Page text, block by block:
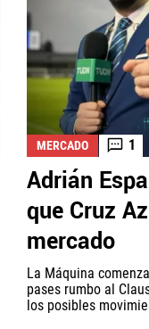
MERCADO 1
Adrián
que Cruz
mercado
La Máquina
pases rumbo al
los posibles